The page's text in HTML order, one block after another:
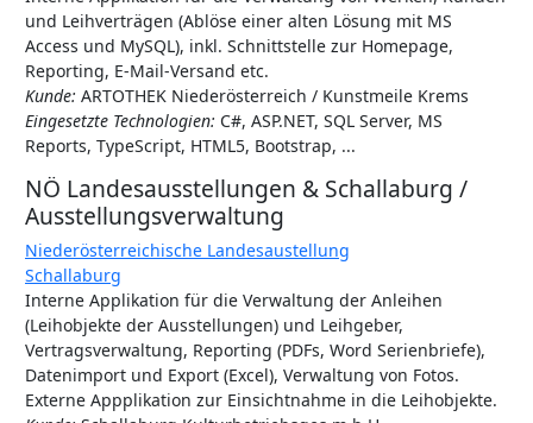
und Leihverträgen (Ablöse einer alten Lösung mit MS
Access und MySQL), inkl. Schnittstelle zur Homepage,
Reporting, E-Mail-Versand etc.
Kunde: ARTOTHEK Niederösterreich / Kunstmeile Krems
Eingesetzte Technologien: C#, ASP.NET, SQL Server, MS
Reports, TypeScript, HTML5, Bootstrap, ...
NÖ Landesausstellungen & Schallaburg /
Ausstellungsverwaltung
Niederösterreichische Landesaustellung
Schallaburg
Interne Applikation für die Verwaltung der Anleihen
(Leihobjekte der Ausstellungen) und Leihgeber,
Vertragsverwaltung, Reporting (PDFs, Word Serienbriefe),
Datenimport und Export (Excel), Verwaltung von Fotos.
Externe Appplikation zur Einsichtnahme in die Leihobjekte.